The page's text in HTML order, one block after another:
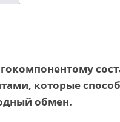
которые
обмен.